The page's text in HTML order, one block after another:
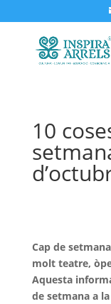
10
Cap de
molt teatre,
Aquesta
de setmana a